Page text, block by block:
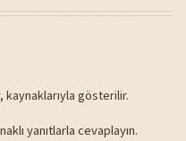
kaynaklarıyla gösterilir.
yanıtlarla cevaplayın.